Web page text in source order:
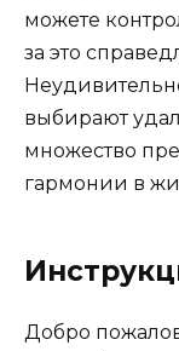
можете
за это
выбирают
множество
гармонии в
Добро